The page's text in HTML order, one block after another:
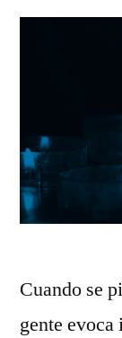
Cuando se
gente evoca